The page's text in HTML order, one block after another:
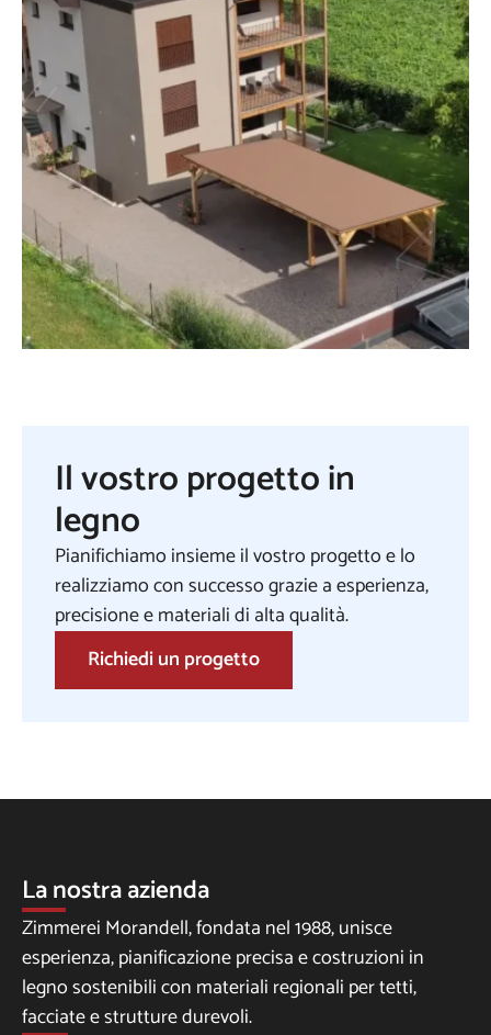
Il vostro progetto in
legno
Pianifichiamo insieme il vostro progetto e lo
realizziamo con successo grazie a esperienza,
precisione e materiali di alta qualità.
Richiedi un progetto
La nostra azienda
Zimmerei Morandell, fondata nel 1988, unisce
esperienza, pianificazione precisa e costruzioni in
legno sostenibili con materiali regionali per tetti,
facciate e strutture durevoli.